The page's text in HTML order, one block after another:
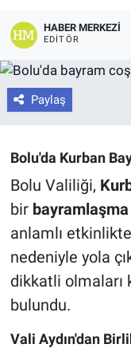
HABER MERKEZI
EDITÖR
Paylaş
Bolu'da Kurban
Bolu Valiliği,
bir bayramlaşma
anlamlı
nedeniyle yola
dikkatli olmaları
bulundu.
Vali Aydın'dan